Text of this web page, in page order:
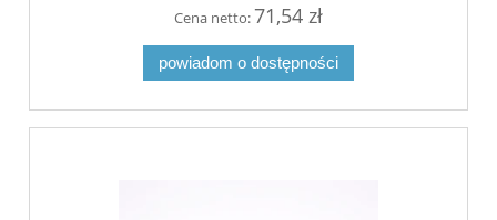
Cena netto:71,54 zł
powiadom o dostępności